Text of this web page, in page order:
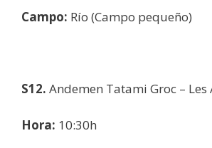
Campo: Río (Campo pequeño)
S12. Andemen Tatami Groc – Les
Hora: 10:30h